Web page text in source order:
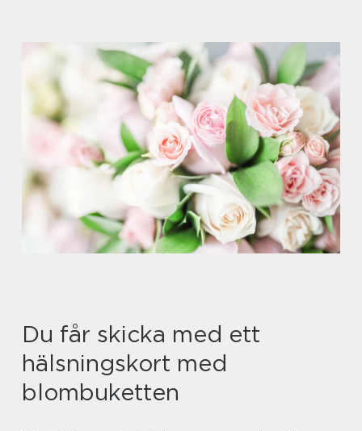
Du får skicka med ett
hälsningskort med
blombuketten